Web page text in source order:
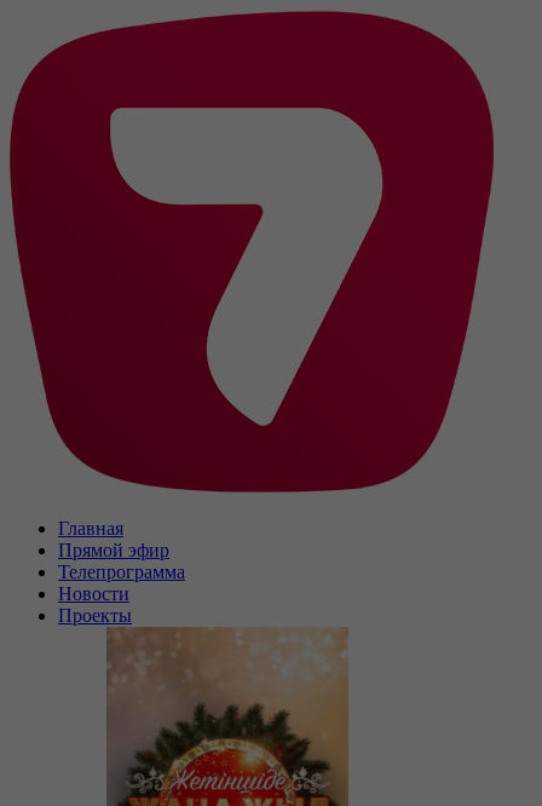
Главная
Прямой эфир
Телепрограмма
Новости
Проекты